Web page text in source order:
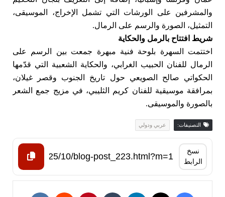
والمشرفين على الورشات التي تشمل الإخراج، الموسيقى،
التمثيل، الصورة والرسم على الرمال.
شريط افتتاح بالرمل والحكاية
اختتمت السهرة بلوحة فنية مبهرة جمعت بين الرسم على
الرمال للفنان الحبيب الغرابي، والحكاية الشعبية التي قدّمها
الحكواتي صالح الصويعي حول تاريخ الجنوب وقصر غيلان،
بمرافقة موسيقية للفنان كريم الثليبي، في مزيج جمع الشعر
بالصورة والموسيقى.
التصنيفات: عربي ودولي
نسخ
الرابط